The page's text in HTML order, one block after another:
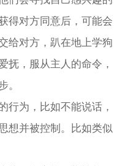
得对方同意后，可能会
给对方，趴在地上学狗
抚，服从主人的命令，
。
行为，比如不能说话，
想并被控制。比如类似